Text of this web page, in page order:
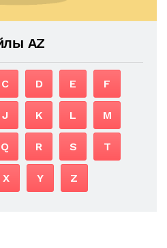
AZ
C D E F
J K L M
Q R S T
X Y Z